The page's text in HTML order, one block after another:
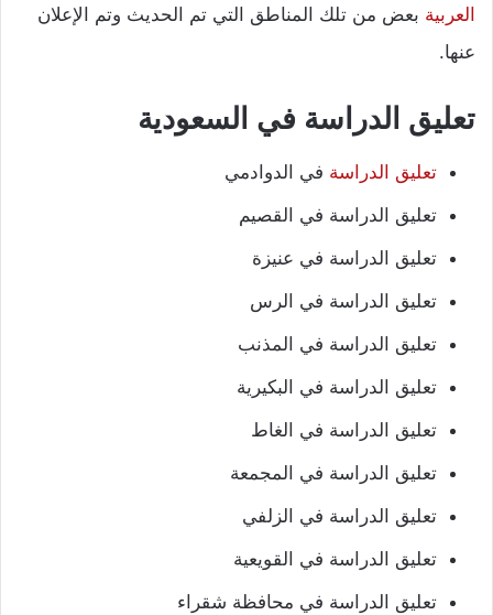
العربية بعض من تلك المناطق التي تم الحديث وتم الإعلان
عنها.
تعليق الدراسة في السعودية
تعليق الدراسة في الدوادمي
تعليق الدراسة في القصيم
تعليق الدراسة في عنيزة
تعليق الدراسة في الرس
تعليق الدراسة في المذنب
تعليق الدراسة في البكيرية
تعليق الدراسة في الغاط
تعليق الدراسة في المجمعة
تعليق الدراسة في الزلفي
تعليق الدراسة في القويعية
تعليق الدراسة في محافظة شقراء